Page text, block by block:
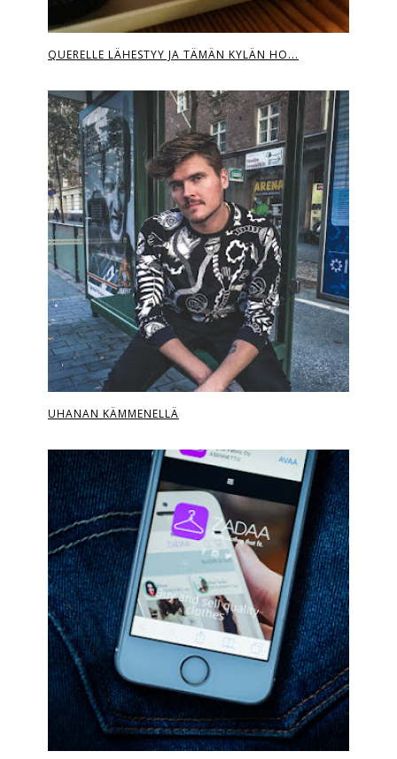
QUERELLE LÄHESTYY JA TÄMÄN KYLÄN HO...
UHANAN KÄMMENELLÄ